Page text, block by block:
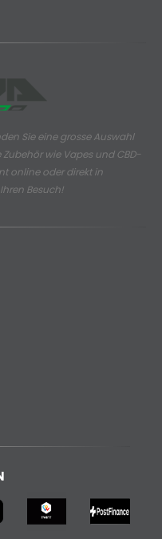
Sie eine grosse Auswahl
wie Vapes und CBD-
online oder direkt in
Besuch!